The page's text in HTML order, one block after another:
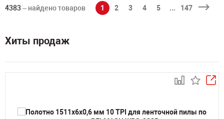
4383 – найдено товаров 1 2 3 4 5 ... 147
Хиты продаж